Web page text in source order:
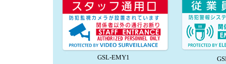
GSL-EMY1